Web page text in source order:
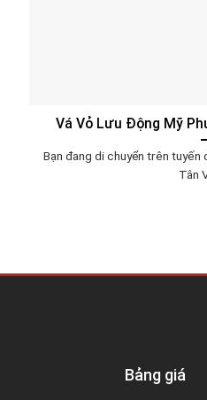
Vá Vỏ Lưu Động Mỹ
Bạn đang di chuyển trên
Tân
Bảng giá